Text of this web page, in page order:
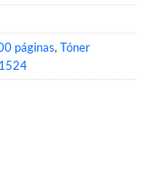
páginas, Tóner